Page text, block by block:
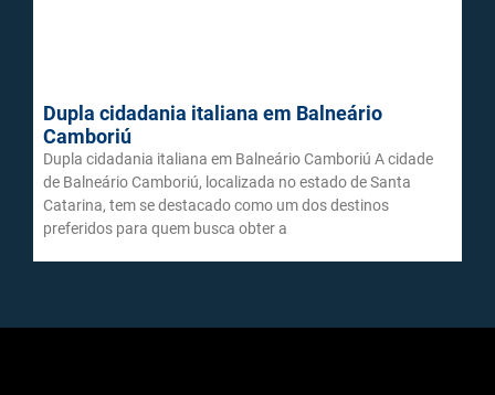
Dupla cidadania italiana em Balneário
Camboriú
Dupla cidadania italiana em Balneário Camboriú A cidade
de Balneário Camboriú, localizada no estado de Santa
Catarina, tem se destacado como um dos destinos
preferidos para quem busca obter a